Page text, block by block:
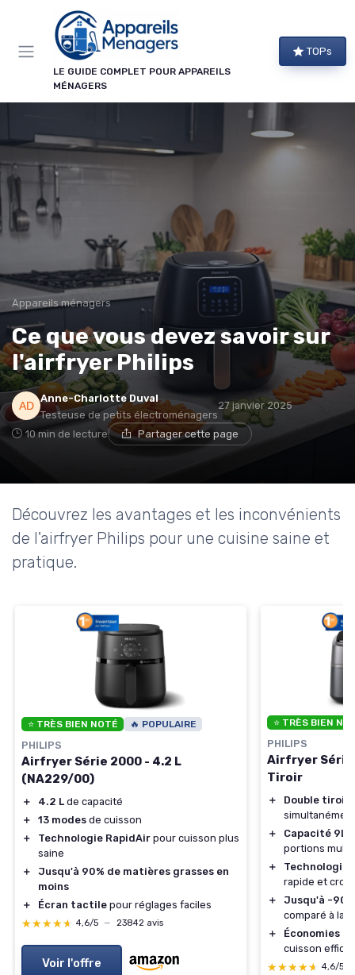
LE GUIDE COMPLET POUR APPAREILS
MÉNAGERS
TOPs
Appareils ménagers
Ce que vous devez savoir sur
l'airfryer Philips
Anne-Charlotte Duval
Testeuse de petits électroménagers
27 janvier 2025
10 min de lecture Partager cette page
Découvrez les avantages et les inconvénients
de l'airfryer Philips pour une cuisine saine et
pratique.
⭐ TRÈS BIEN NOTÉ 🔥 POPULAIRE
PHILIPS
Airfryer Série 2000 - 4.2 L
(NA229/00)
＋ 4.2 L de capacité
＋
13 modes de cuisson
＋
Technologie RapidAir pour cuisson plus
saine
＋
Jusqu'à 90% de matières grasses en
moins
＋
Écran tactile pour réglages faciles
★★★★★
★★★★★ 4,6/5 — 23842 avis
Voir l'offre
⭐ TRÈS BIEN
PHILIPS
Airfryer Série
Tiroir
＋ Double tiroir
＋
Capacité 9L
portions
＋
Technologie
rapide et
＋
Jusqu'à -
comparé à la
＋
Économies
cuisson
★★★★★
★★★★★ 4,6/5
→ Je m'abonne
* En m'inscrivant, j'accepte de recevoir la newsletter
d'Appareils Ménagers et les offres de ses partenaires.
Panneau de gestion des cookies